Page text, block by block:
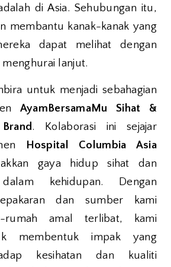
di Asia. Sehubungan itu,
membantu kanak-kanak yang
dapat melihat dengan
menghurai lanjut.
untuk menjadi sebahagian
AyamBersamaMu Sihat &
. Kolaborasi ini sejajar
Hospital Columbia Asia
gaya hidup sihat dan
dalam kehidupan. Dengan
dan sumber kami
rumah amal terlibat, kami
membentuk impak yang
kesihatan dan kualiti